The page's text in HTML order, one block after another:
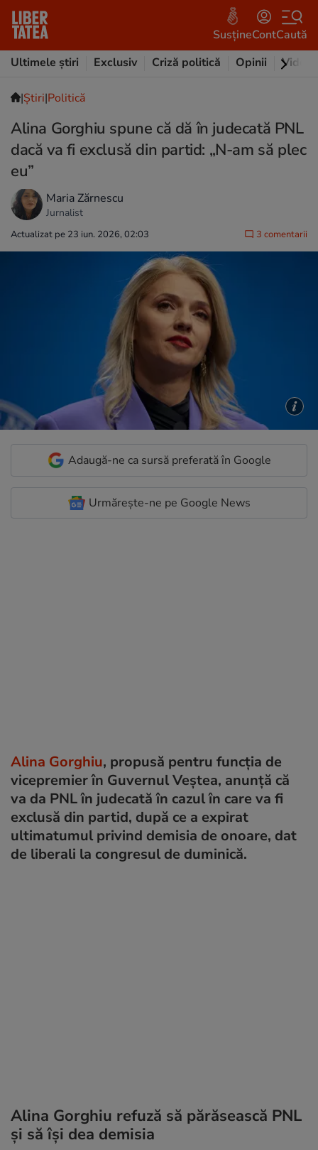
SusțineContCaută
Ultimele știri
Exclusiv Criză politică Opinii Video
|Ştiri|Politică
Alina Gorghiu spune că dă în judecată PNL
dacă va fi exclusă din partid: „N-am să plec
eu”
Maria Zărnescu
Jurnalist
Actualizat pe 23 iun. 2026, 02:03 3 comentarii
Adaugă-ne ca sursă preferată în Google
Urmărește-ne pe Google News
Alina Gorghiu, propusă pentru funcția de
vicepremier în Guvernul Veștea, anunță că
va da PNL în judecată în cazul în care va fi
exclusă din partid, după ce a expirat
ultimatumul privind demisia de onoare, dat
de liberali la congresul de duminică.
Alina Gorghiu refuză să părăsească PNL
și să își dea demisia